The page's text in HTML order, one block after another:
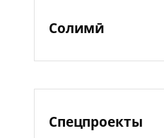
Солимӣ
Спецпроекты